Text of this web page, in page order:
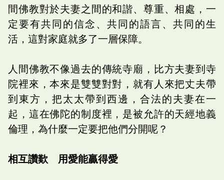
間佛教對於夫妻之間的和諧、尊重、相處，一
定要有共同的信念、共同的語言、共同的生
活，這對家庭就多了一層保障。
人間佛教不像過去的傳統寺廟，比方夫妻到寺
院裡來，本來是雙雙對對，就有人來把丈夫帶
到東方，把太太帶到西邊，合法的夫妻在一
起，這在佛陀的制度裡，是被允許的天經地義
倫理，為什麼一定要把他們分開呢？
相互讚歎 用愛能贏得愛